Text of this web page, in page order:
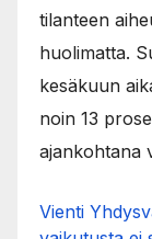
tilanteen
huolimatta.
kesäkuun
noin 13
ajankohtana
Vienti